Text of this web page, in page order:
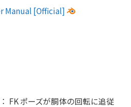
Manual [Official]
FK ポーズが胴体の回転に追従